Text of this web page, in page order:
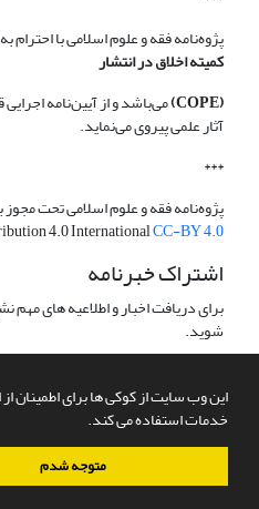
این وب سایت از کوکی ها برای اطمینان از
خدمات استفاده می کند.
متوجه شدم
پژوه‌نامه فقه و علوم اسلامی با احترام
کمیته اخلاق در انتشار
(COPE)
می‌باشد و از آیین‌نامه
آثار علمی پیروی می‌نماید.
***
4.0 InternationalCC-BY 4.0
اشتراک خبرنامه
برای دریافت اخبار و اطلاعیه های
شوید.
سامانه مدیریت نشریات علمی.طراحی